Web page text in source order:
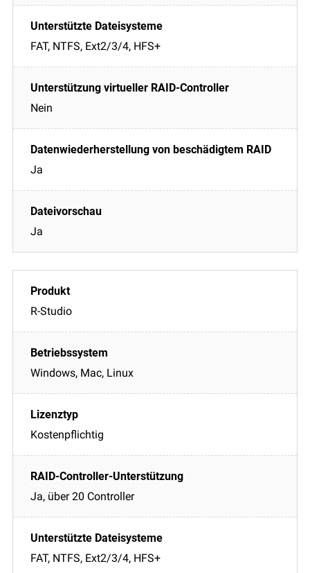
FAT, NTFS, Ext2/3/4, HFS+
Nein
Ja
Ja
R-Studio
Windows, Mac, Linux
Kostenpflichtig
Ja, über 20 Controller
FAT, NTFS, Ext2/3/4, HFS+